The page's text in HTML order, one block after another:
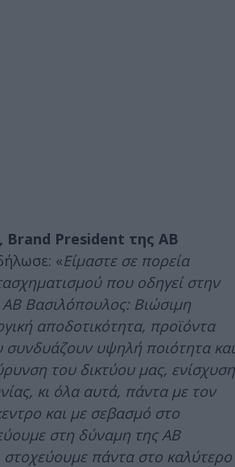
Brand President της ΑΒ
«Είμαστε σε πορεία
που οδηγεί στην
Βασιλόπουλος: Βιώσιμη
αποδοτικότητα, προϊόντα
συνδυάζουν υψηλή ποιότητα και
του δικτύου μας, ενίσχυση
κι όλα αυτά, πάντα με τον
και με σεβασμό στο
στη δύναμη της ΑΒ
στοχεύουμε πάντα στο καλύτερο